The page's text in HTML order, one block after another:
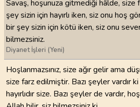
Savaş, hoşunuza gitmediği hâlde, size
şey sizin için hayırlı iken, siz onu hoş
bir şey sizin için kötü iken, siz onu
bilmezsiniz.
Diyanet İşleri (Yeni)
Hoşlanmazsınız, size ağır gelir ama
size farz edilmiştir. Bazı şeyler vardır ki
hayırlıdır size. Bazı şeyler de vardır,